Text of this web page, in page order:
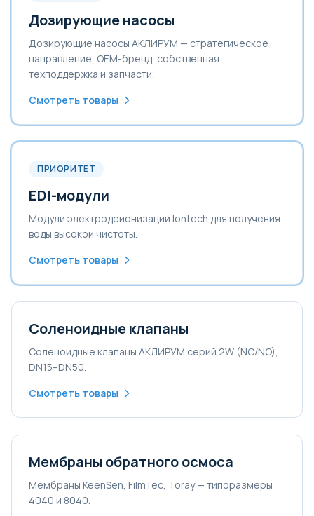
Дозирующие насосы
Дозирующие насосы АКЛИРУМ — стратегическое
направление, OEM-бренд, собственная
техподдержка и запчасти.
Смотреть товары
ПРИОРИТЕТ
EDI-модули
Модули электродеионизации Iontech для получения
воды высокой чистоты.
Смотреть товары
Соленоидные клапаны
Соленоидные клапаны АКЛИРУМ серий 2W (NC/NO),
DN15–DN50.
Смотреть товары
Мембраны обратного осмоса
Мембраны KeenSen, FilmTec, Toray — типоразмеры
4040 и 8040.